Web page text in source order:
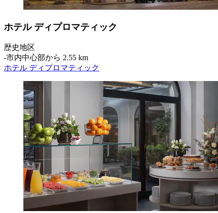
ホテル ディプロマティック
歴史地区
‐市内中心部から 2.55 km
ホテル ディプロマティック